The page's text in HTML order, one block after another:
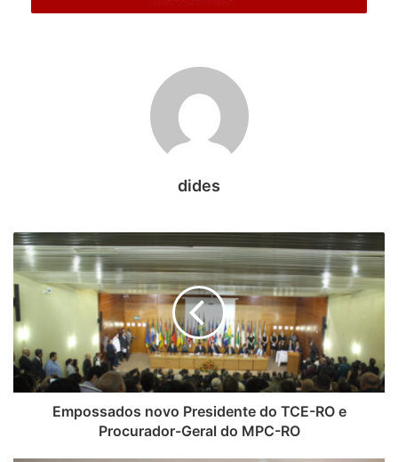
até 2010, cuja meta era de 75% e, ao final, superou os 80%.
Ainda na atuação estratégica, citou o trabalho de
construção do próximo plano, que abarcará 2016/20.
de pessoas por competências da Corte, com base na
construção de um moderno plano de cargos, carreiras e
remunerações (PCCR). No âmbito tecnológico, falou de
melhorias alcançadas por meio de sistemas como Sigap,
e-Cidade e Processo de Contas eletrônico.
Segundo Paulo Curi, como resultado dessas melhorias e
conquistas obtidas ao longo deste e de anos anteriores, o
TCE hoje pode se orgulhar de ser referência no sistema
de controle externo brasileiro, fato confirmado pelo Marco
de Medição de Desempenho da Associação Nacional dos
dides
Empossados novo Presidente do TCE-RO e
Procurador-Geral do MPC-RO